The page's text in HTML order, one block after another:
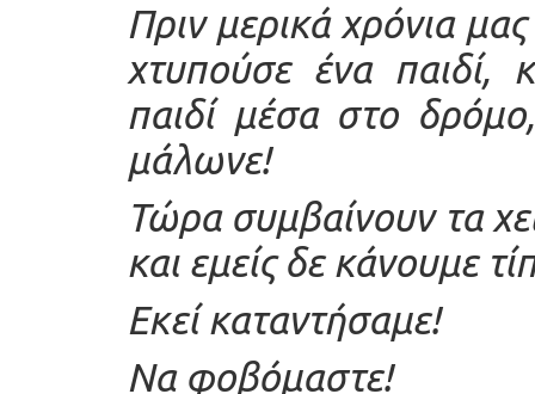
Πριν μερικά χρόνια
χτυπούσε ένα
παιδί μέσα στο
μάλωνε!
Τώρα συμβαίνουν τα
και εμείς δε κάνουμε
Εκεί καταντήσαμε!
Να φοβόμαστε!